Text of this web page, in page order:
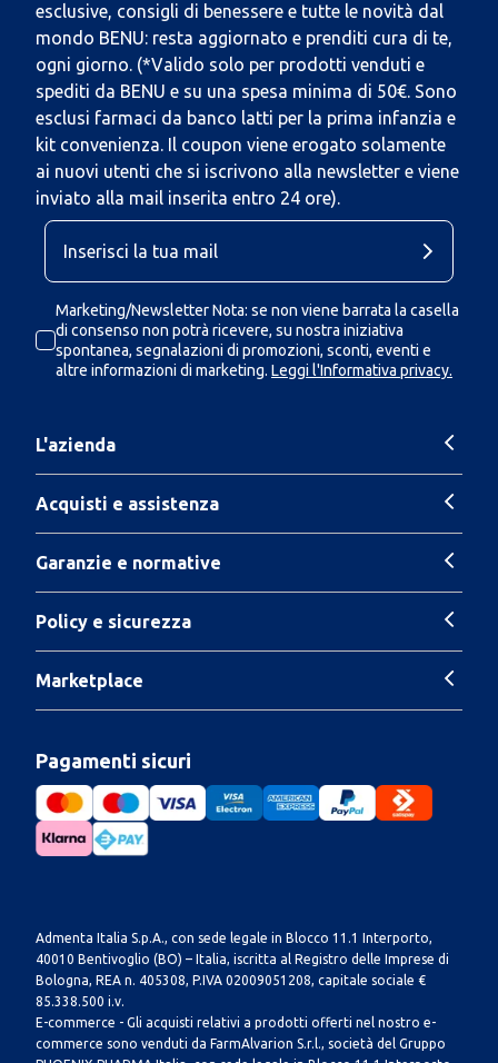
esclusive, consigli di benessere e tutte le novità dal
mondo BENU: resta aggiornato e prenditi cura di te,
ogni giorno. (*Valido solo per prodotti venduti e
spediti da BENU e su una spesa minima di 50€. Sono
esclusi farmaci da banco latti per la prima infanzia e
kit convenienza. Il coupon viene erogato solamente
ai nuovi utenti che si iscrivono alla newsletter e viene
inviato alla mail inserita entro 24 ore).
Marketing/Newsletter Nota: se non viene barrata la casella
di consenso non potrà ricevere, su nostra iniziativa
spontanea, segnalazioni di promozioni, sconti, eventi e
altre informazioni di marketing. Leggi l'Informativa privacy.
L'azienda
Acquisti e assistenza
Garanzie e normative
Policy e sicurezza
Marketplace
Pagamenti sicuri
Admenta Italia S.p.A., con sede legale in Blocco 11.1 Interporto,
40010 Bentivoglio (BO) – Italia, iscritta al Registro delle Imprese di
Bologna, REA n. 405308, P.IVA 02009051208, capitale sociale €
85.338.500 i.v.
E-commerce - Gli acquisti relativi a prodotti offerti nel nostro e-
commerce sono venduti da FarmAlvarion S.r.l., società del Gruppo